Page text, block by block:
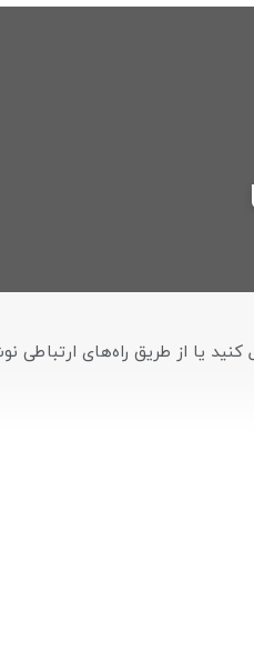
یا از طریق راه‌های ارتباطی